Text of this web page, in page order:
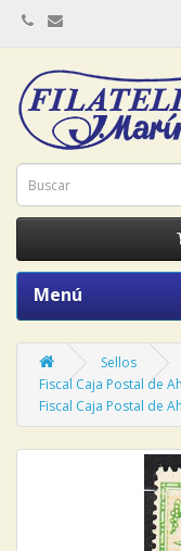
Menú
Sellos
Fiscal Caja Postal de
Fiscal Caja Postal de